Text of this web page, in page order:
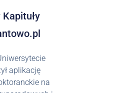
aplikację
na